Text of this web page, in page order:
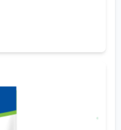
5.25?, я
кинетике??. Это
процесса.